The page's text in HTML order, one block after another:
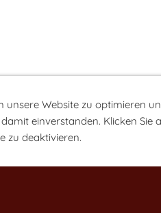
unsere Website zu optimieren
einverstanden. Klicken Sie
zu deaktivieren.